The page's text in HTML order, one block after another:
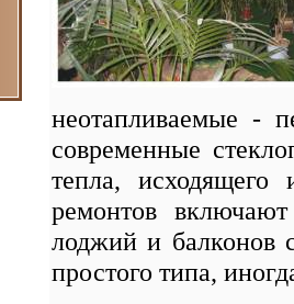
неотапливаемые -
современные
тепла,
ремонтов
лоджий и балконов
простого типа,